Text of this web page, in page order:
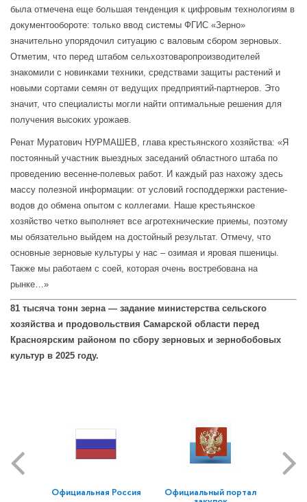
была отмечена еще большая тенденция к цифровым технологиям в
документообороте: только ввод системы ФГИС «Зерно»
значительно упорядочил ситуацию с валовым сбором зерновых.
Отметим, что перед штабом сельхозтоваропроизводителей
знакомили с новинками техники, средствами защиты растений и
новыми сортами семян от ведущих предприятий-партнеров. Это
значит, что специалисты могли найти оптимальные решения для
получения высоких урожаев.
Ренат Муратович НУРМАШЕВ, глава крестьянского хозяйства: «Я
постоянный участник выездных заседаний областного штаба по
проведению весенне-полевых работ. И каждый раз нахожу здесь
массу полезной информации: от условий господдержки растение-
водов до обмена опытом с коллегами. Наше крестьянское
хозяйство четко выполняет все агротехнические приемы, поэтому
мы обязательно выйдем на достойный результат. Отмечу, что
основные зерновые культуры у нас – озимая и яровая пшеницы.
Также мы работаем с соей, которая очень востребована на
рынке…»
81 тысяча тонн зерна — задание министерства сельского
хозяйства и продовольствия Самарской области перед
Красноярским районом по сбору зерновых и зернобобовых
культур в 2025 году.
Официальная Россия Официальный портал